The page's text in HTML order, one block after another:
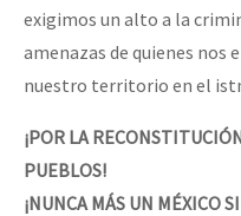
exigimos un alto a la
amenazas de quienes nos
nuestro territorio en el
¡POR LA
PUEBLOS!
¡NUNCA MÁS UN MÉXICO